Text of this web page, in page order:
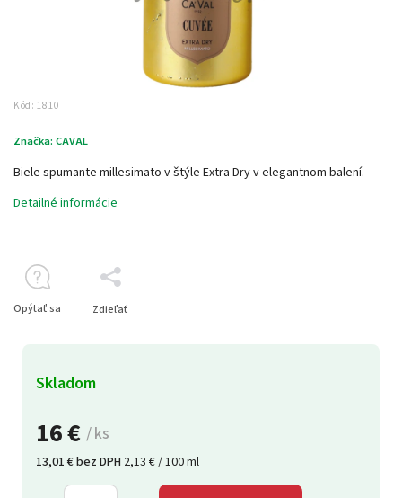
Kód: 1810
Značka: CAVAL
16 € / ks
13,01 € bez DPH 2,13 € / 100 ml
Skladom
Biele spumante millesimato v štýle Extra Dry v elegantnom balení.
Detailné informácie
Opýtať sa Zdieľať